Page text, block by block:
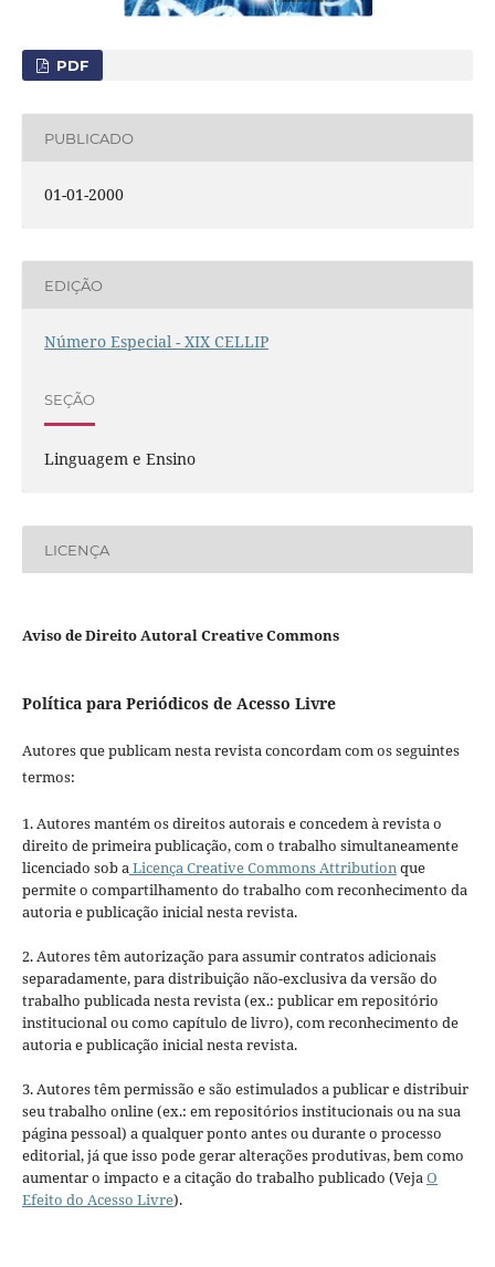
PDF
PUBLICADO
01-01-2000
EDIÇÃO
Número Especial - XIX CELLIP
SEÇÃO
Linguagem e Ensino
LICENÇA
Aviso de Direito Autoral Creative Commons
Política para Periódicos de Acesso Livre
Autores que publicam nesta revista concordam com os seguintes
termos:
1. Autores mantém os direitos autorais e concedem à revista o
direito de primeira publicação, com o trabalho simultaneamente
licenciado sob aLicença Creative Commons Attributionque
permite o compartilhamento do trabalho com reconhecimento da
autoria e publicação inicial nesta revista.
2. Autores têm autorização para assumir contratos adicionais
separadamente, para distribuição não-exclusiva da versão do
trabalho publicada nesta revista (ex.: publicar em repositório
institucional ou como capítulo de livro), com reconhecimento de
autoria e publicação inicial nesta revista.
3. Autores têm permissão e são estimulados a publicar e distribuir
seu trabalho online (ex.: em repositórios institucionais ou na sua
página pessoal) a qualquer ponto antes ou durante o processo
editorial, já que isso pode gerar alterações produtivas, bem como
aumentar o impacto e a citação do trabalho publicado (VejaO
Efeito do Acesso Livre).